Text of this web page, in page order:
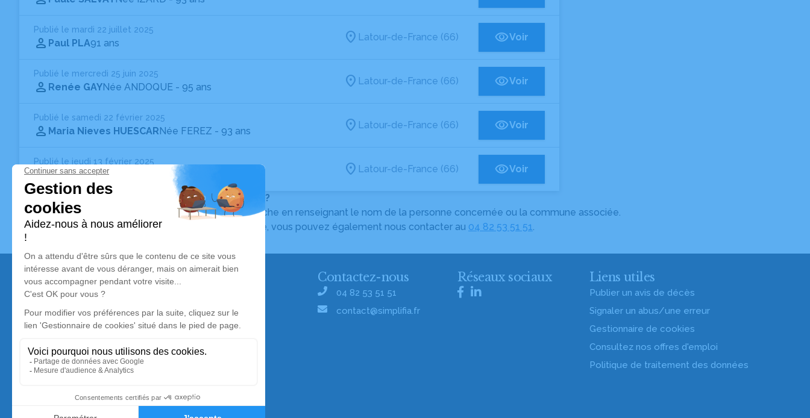
Publié le mardi 22 juillet 2025
Paul PLA91 ans
Latour-de-France (66) Voir
Publié le mercredi 25 juin 2025
Renée GAYNée ANDOQUE - 95 ans
Latour-de-France (66) Voir
Publié le samedi 22 février 2025
Maria Nieves HUESCARNée FEREZ - 93 ans
Latour-de-France (66) Voir
Publié le jeudi 13 février 2025
Claude ANSOS
Latour-de-France (66) Voir
Vous ne trouvez pas l’avis de décès recherché ?
Pour affiner votre recherche, utilisez la barre de recherche en renseignant le nom de la personne concernée ou la commune associée.
Pour toute question relative au fonctionnement du site, vous pouvez également nous contacter au 04 82 53 51 51.
Nos services
Avis de décès
Liste des familles
Annuaire des pompes funèbres
Livraison de fleurs
Simplifia est membre de la Silver Alliance,
premier collectif de marques dédié au mieux vieillir
Contactez-nous
04 82 53 51 51
contact@simplifia.fr
Réseaux sociaux Liens utiles
Publier un avis de décès
Signaler un abus/une erreur
Gestionnaire de cookies
Consultez nos offres d'emploi
Politique de traitement des données